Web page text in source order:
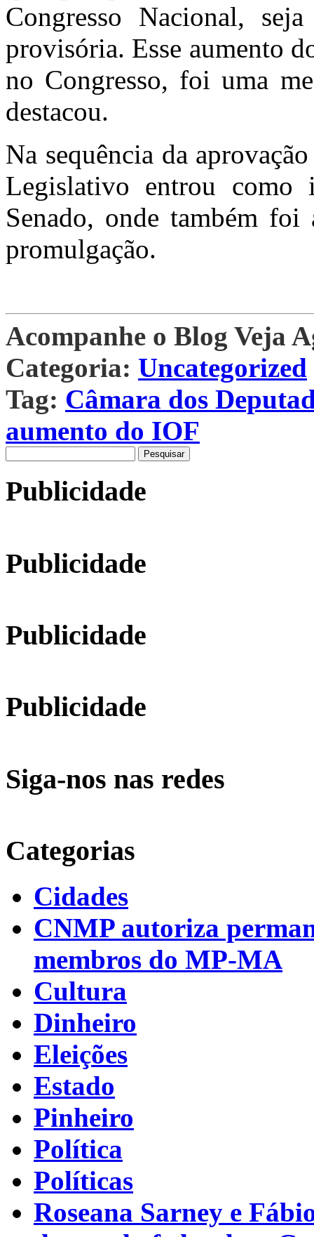
Congresso Nacional,
provisória. Esse aumento
no Congresso, foi uma
destacou.
Na sequência da
Legislativo entrou como
Senado, onde também
promulgação.
Acompanhe o Blog Veja
Categoria: Uncategorized
Tag: Câmara dos
aumento do IOF
por:
Publicidade
Publicidade
Publicidade
Publicidade
Siga-nos nas redes
Categorias
Cidades
CNMP autoriza
membros do MP-MA
Cultura
Dinheiro
Eleições
Estado
Pinheiro
Política
Políticas
Roseana Sarney e